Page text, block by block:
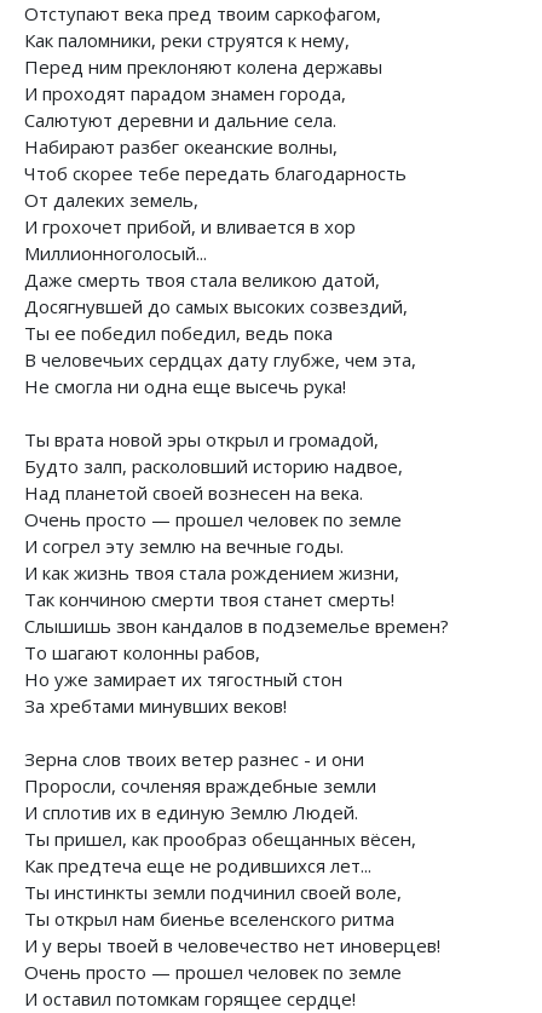
Отступают века пред твоим саркофагом,
Как паломники, реки струятся к нему,
Перед ним преклоняют колена державы
И проходят парадом знамен города,
Салютуют деревни и дальние села.
Набирают разбег океанские волны,
Чтоб скорее тебе передать благодарность
От далеких земель,
И грохочет прибой, и вливается в хор
Миллионноголосый...
Даже смерть твоя стала великою датой,
Досягнувшей до самых высоких созвездий,
Ты ее победил победил, ведь пока
В человечьих сердцах дату глубже, чем эта,
Не смогла ни одна еще высечь рука!
Ты врата новой эры открыл и громадой,
Будто залп, расколовший историю надвое,
Над планетой своей вознесен на века.
Очень просто — прошел человек по земле
И согрел эту землю на вечные годы.
И как жизнь твоя стала рождением жизни,
Так кончиною смерти твоя станет смерть!
Слышишь звон кандалов в подземелье времен?
То шагают колонны рабов,
Но уже замирает их тягостный стон
За хребтами минувших веков!
Зерна слов твоих ветер разнес - и они
Проросли, сочленяя враждебные земли
И сплотив их в единую Землю Людей.
Ты пришел, как прообраз обещанных вёсен,
Как предтеча еще не родившихся лет...
Ты инстинкты земли подчинил своей воле,
Ты открыл нам биенье вселенского ритма
И у веры твоей в человечество нет иноверцев!
Очень просто — прошел человек по земле
И оставил потомкам горящее сердце!